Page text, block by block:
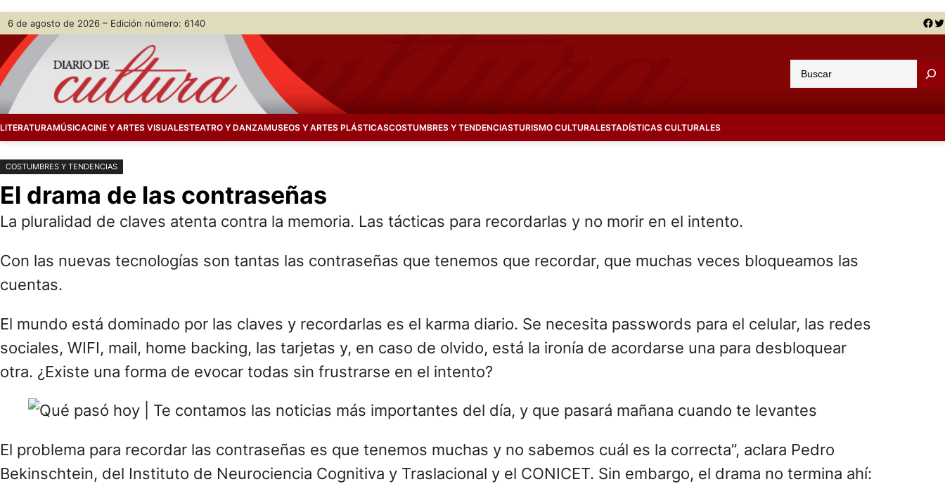
Saltar
contenido
Skip
content
6 de agosto de 2026 – Edición número: 6140 Facebook Twitter
u
a
LITERATURAMÚSICACINE Y ARTES VISUALESTEATRO Y DANZAMUSEOS Y ARTES PLÁSTICASCOSTUMBRES Y TENDENCIASTURISMO CULTURALESTADÍSTICAS CULTURALES
COSTUMBRES Y TENDENCIAS
El drama de las contraseñas
La pluralidad de claves atenta contra la memoria. Las tácticas para recordarlas y no morir en el intento.
Con las nuevas tecnologías son tantas las contraseñas que tenemos que recordar, que muchas veces bloqueamos las
cuentas.
El mundo está dominado por las claves y recordarlas es el karma diario. Se necesita passwords para el celular, las redes
sociales, WIFI, mail, home backing, las tarjetas y, en caso de olvido, está la ironía de acordarse una para desbloquear
otra. ¿Existe una forma de evocar todas sin frustrarse en el intento?
El problema para recordar las contraseñas es que tenemos muchas y no sabemos cuál es la correcta”, aclara Pedro
Bekinschtein, del Instituto de Neurociencia Cognitiva y Traslacional y el CONICET. Sin embargo, el drama no termina ahí: